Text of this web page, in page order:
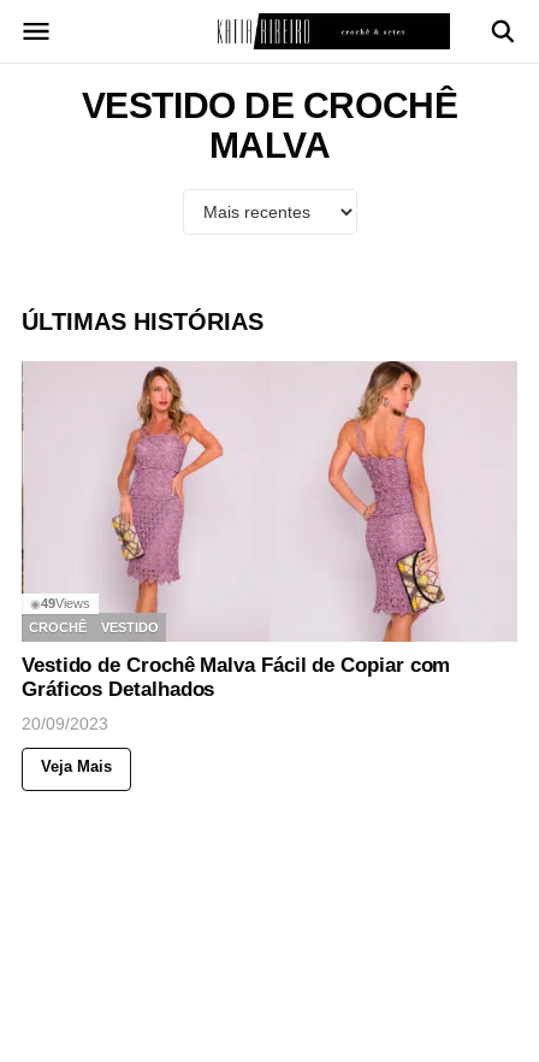
para
VESTIDO DE CROCHÊ
MALVA
ÚLTIMAS HISTÓRIAS
◉49Views
CROCHÊ
VESTIDO
Vestido de Crochê Malva Fácil de Copiar com
Gráficos Detalhados
20/09/2023
Veja Mais